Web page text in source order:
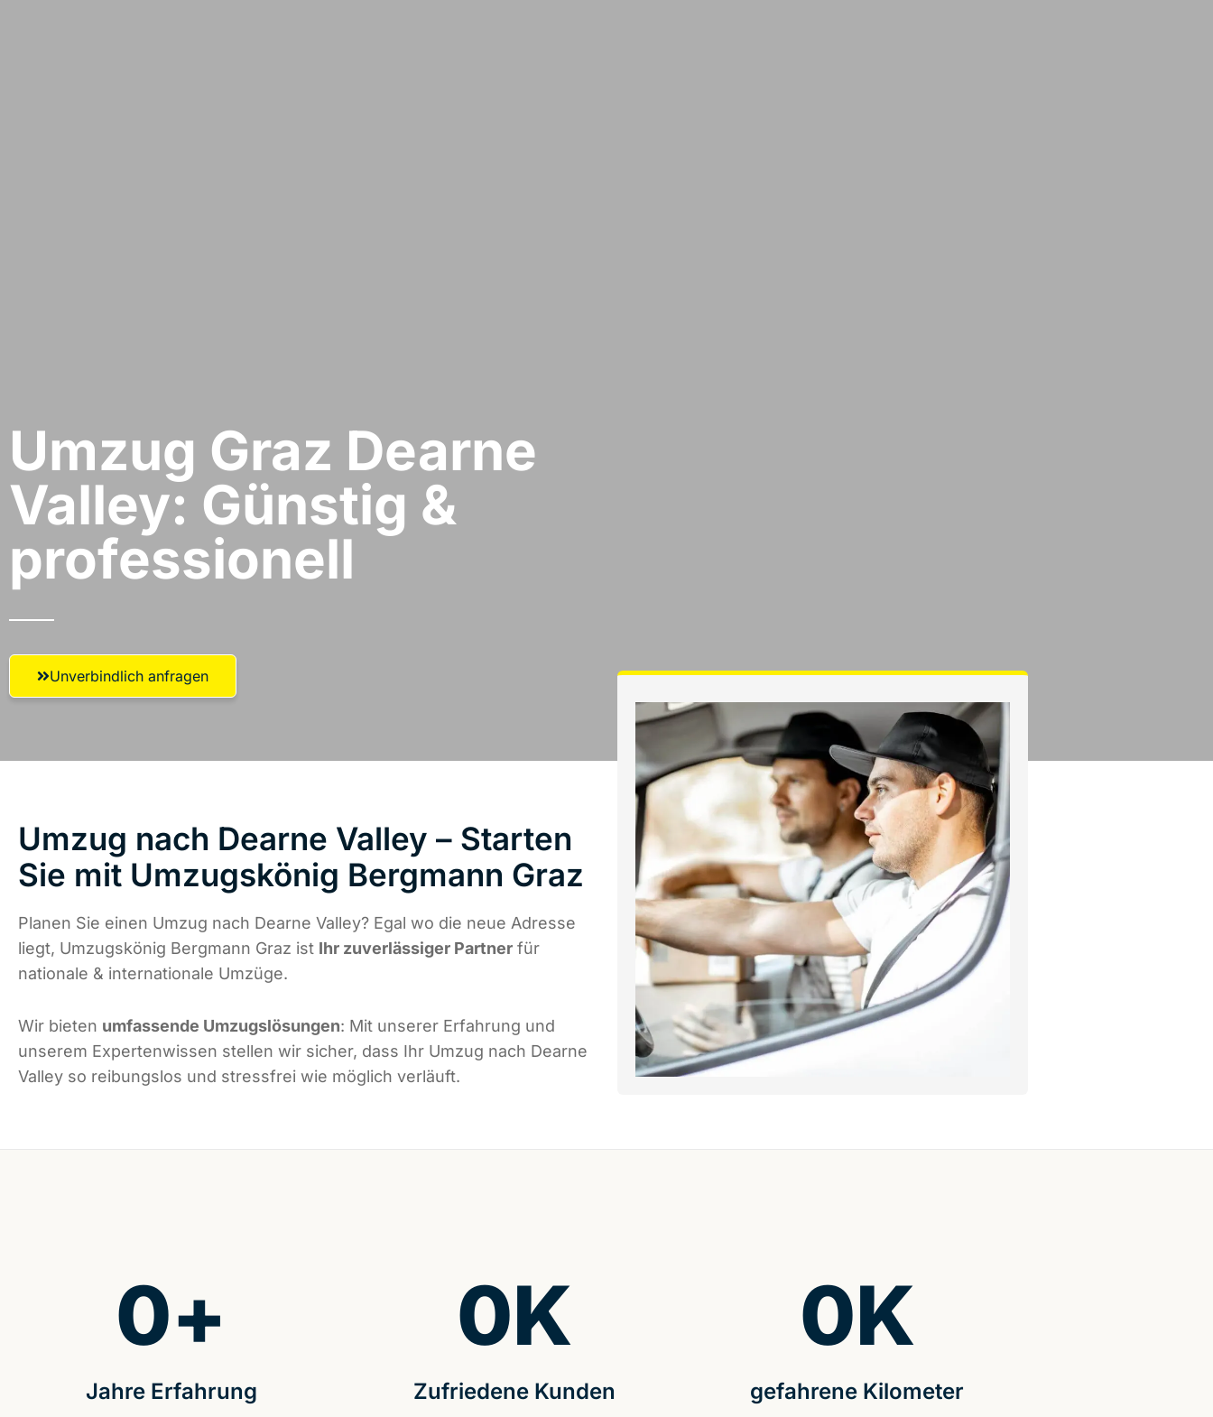
Umzug Graz​ Dearne
Valley: Günstig &
professionell​
Unverbindlich anfragen
Umzug nach Dearne Valley – Starten
Sie mit Umzugskönig Bergmann Graz
Planen Sie einen Umzug nach Dearne Valley? Egal wo die neue Adresse
liegt, Umzugskönig Bergmann Graz ist Ihr zuverlässiger Partner für
nationale & internationale Umzüge.
Wir bieten umfassende Umzugslösungen: Mit unserer Erfahrung und
unserem Expertenwissen stellen wir sicher, dass Ihr Umzug nach Dearne
Valley so reibungslos und stressfrei wie möglich verläuft.
Jahre Erfahrung
0+
Zufriedene Kunden
0K
gefahrene Kilometer
0K